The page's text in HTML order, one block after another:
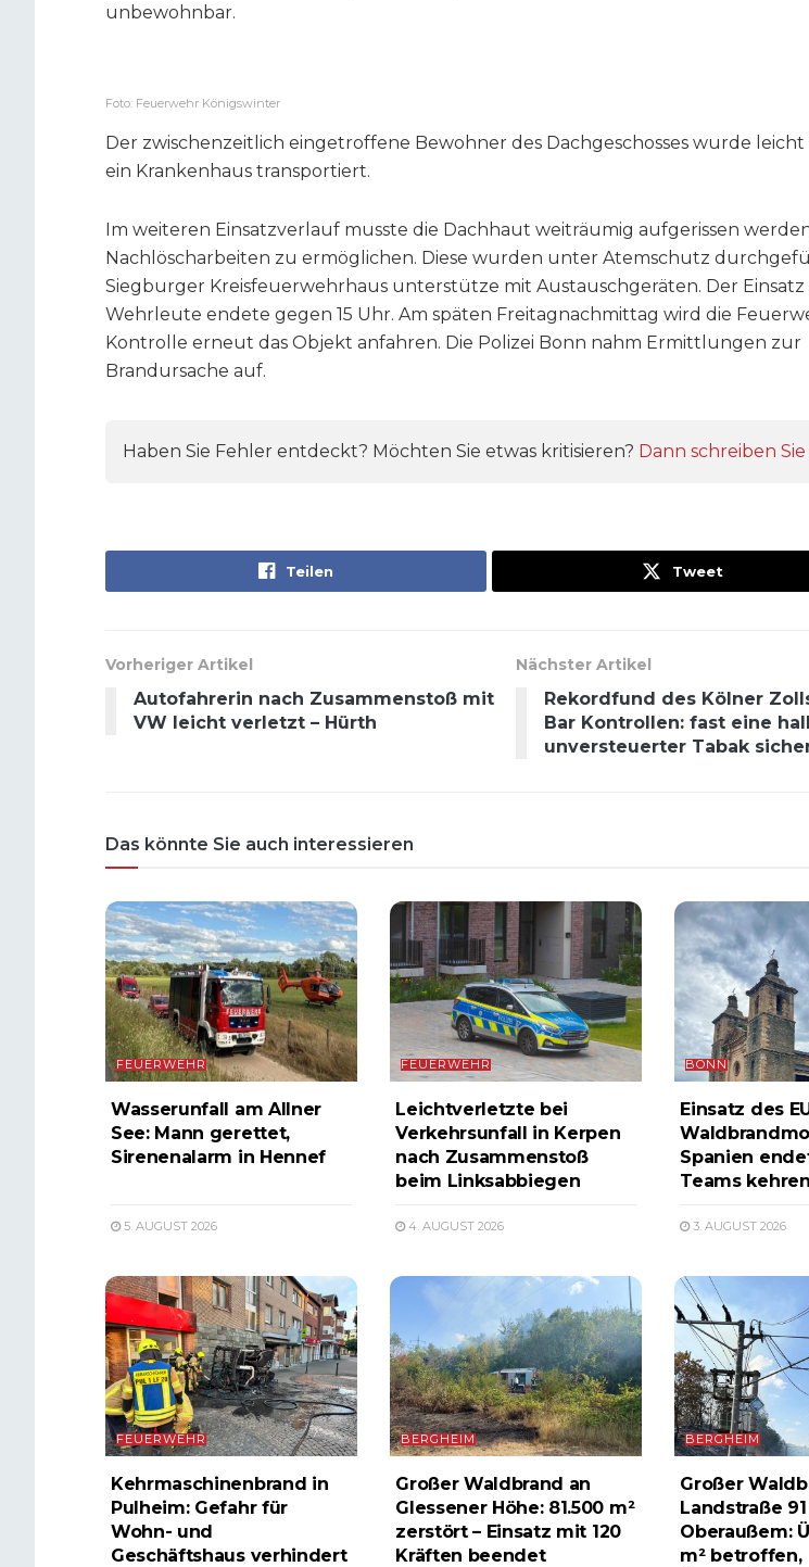
unbewohnbar.
Foto: Feuerwehr Königswinter
Der zwischenzeitlich eingetroffene Bewohner des Dachgeschosses wurde
ein Krankenhaus transportiert.
Im weiteren Einsatzverlauf musste die Dachhaut weiträumig aufgerissen
Nachlöscharbeiten zu ermöglichen. Diese wurden unter Atemschutz
Siegburger Kreisfeuerwehrhaus unterstütze mit Austauschgeräten. Der Einsatz
Wehrleute endete gegen 15 Uhr. Am späten Freitagnachmittag wird die
Kontrolle erneut das Objekt anfahren. Die Polizei Bonn nahm Ermittlungen zur
Brandursache auf.
Haben Sie Fehler entdeckt? Möchten Sie etwas kritisieren? Dann schreiben
Teilen Tweet
Vorheriger Artikel
Autofahrerin nach Zusammenstoß mit
VW leicht verletzt – Hürth
Nächster Artikel
Rekordfund des Kölner
Bar Kontrollen: fast eine
unversteuerter Tabak
Das könnte Sie auch interessieren
FEUERWEHR
Wasserunfall am Allner
See: Mann gerettet,
Sirenenalarm in Hennef
5. AUGUST 2026
FEUERWEHR
Leichtverletzte bei
Verkehrsunfall in Kerpen
nach Zusammenstoß
beim Linksabbiegen
4. AUGUST 2026
BONN
Einsatz des
Spanien
Teams
3. AUGUST 2026
FEUERWEHR
Kehrmaschinenbrand in
Pulheim: Gefahr für
Wohn- und
Geschäftshaus verhindert
BERGHEIM
Großer Waldbrand an
Glessener Höhe: 81.500 m²
zerstört – Einsatz mit 120
Kräften beendet
BERGHEIM
Großer
Landstraße
Oberaußem:
m² betroffen,